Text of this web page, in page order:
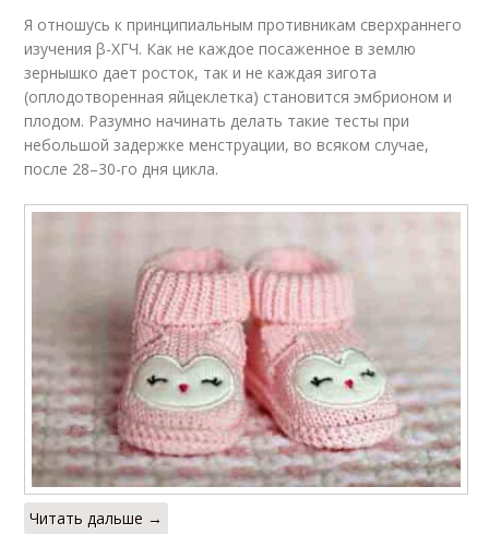
Я отношусь к принципиальным противникам сверхраннего
изучения β-ХГЧ. Как не каждое посаженное в землю
зернышко дает росток, так и не каждая зигота
(оплодотворенная яйцеклетка) становится эмбрионом и
плодом. Разумно начинать делать такие тесты при
небольшой задержке менструации, во всяком случае,
после 28–30-го дня цикла.
Читать дальше →